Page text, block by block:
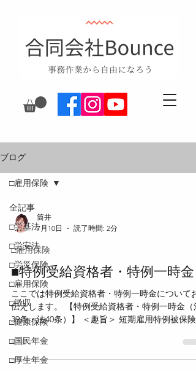
ブログ
全記事
□労基法
□労安法
□労災保険
□雇用保険
□徴収
□健康保険
□国民年金
□厚生年金
□雇用保険
筒井
7月10日
読了時間: 2分
□雇用保険
■特例受給資格者・特例一時金
ここでは特例受給資格者・特例一時金についてお
伝えします。 【特例受給資格者・特例一時金（法
39条・法40条）】 ＜趣旨＞ 短期雇用特例被保険
て一時金として支給される。 ＜特例受給資格者
（法39条1項）＞ 短期雇用特例被保険者が離職し